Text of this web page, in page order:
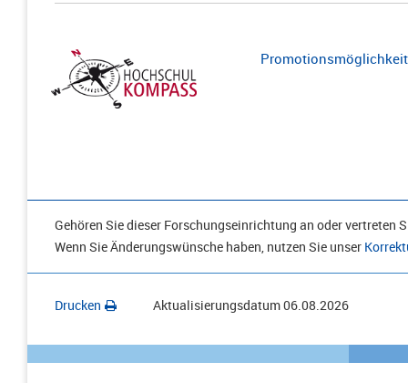
Gehören Sie dieser Forschungseinrichtung an oder vertreten
Wenn Sie Änderungswünsche haben, nutzen Sie unser
Drucken Aktualisierungsdatum06.08.2026